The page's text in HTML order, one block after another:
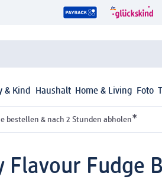
& Kind Haushalt Home & Living Foto
bestellen & nach 2 Stunden abholen*
Fudge